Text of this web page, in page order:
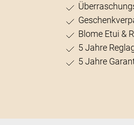
Blome Etui &
5 Jahre
5 Jahre